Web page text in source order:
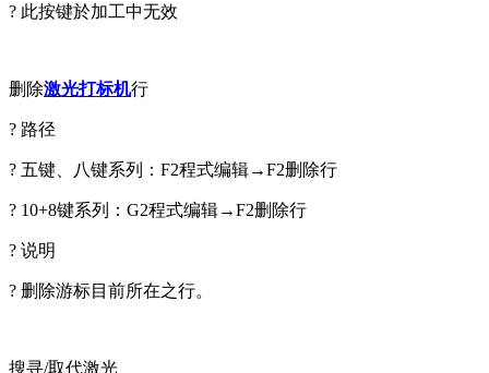
? 此按键於加工中无效
删除激光打标机行
? 路径
? 五键、八键系列：F2程式编辑→F2删除行
? 10+8键系列：G2程式编辑→F2删除行
? 说明
? 删除游标目前所在之行。
搜寻/取代激光